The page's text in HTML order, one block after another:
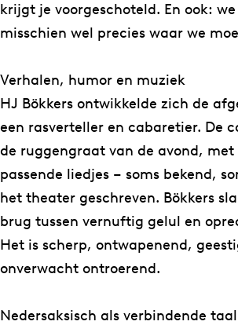
krijgt je voorgeschoteld. En ook:
misschien wel precies waar we
Verhalen, humor en muziek
HJ Bökkers ontwikkelde zich de
een rasverteller en cabaretier. De
de ruggengraat van de avond, met
passende liedjes – soms bekend,
het theater geschreven. Bökkers
brug tussen vernuftig gelul en
Het is scherp, ontwapenend,
onverwacht ontroerend.
Nedersaksisch als verbindende taal